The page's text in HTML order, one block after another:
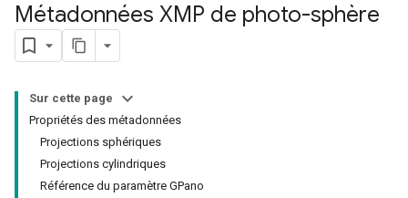
Métadonnées XMP de photo-sphère
Sur cette page
Propriétés des métadonnées
Projections sphériques
Projections cylindriques
Référence du paramètre GPano